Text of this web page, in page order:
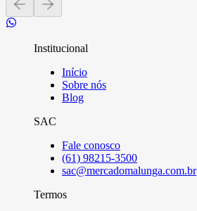
Institucional
Início
Sobre nós
Blog
SAC
Fale conosco
(61) 98215-3500
sac@mercadomalunga.com.br
Termos